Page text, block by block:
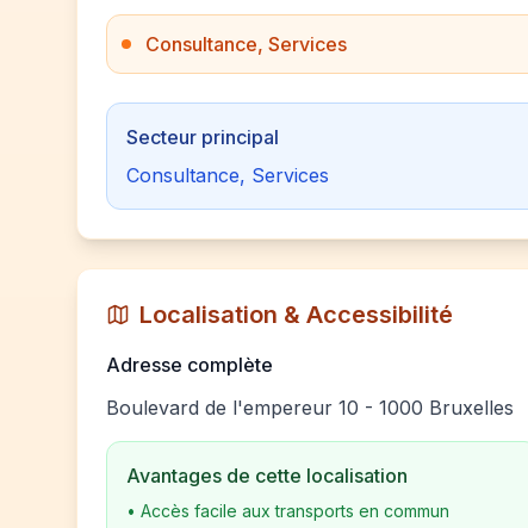
Consultance, Services
Secteur principal
Consultance, Services
Localisation & Accessibilité
Adresse complète
Boulevard de l'empereur 10 - 1000 Bruxelles
Avantages de cette localisation
• Accès facile aux transports en commun